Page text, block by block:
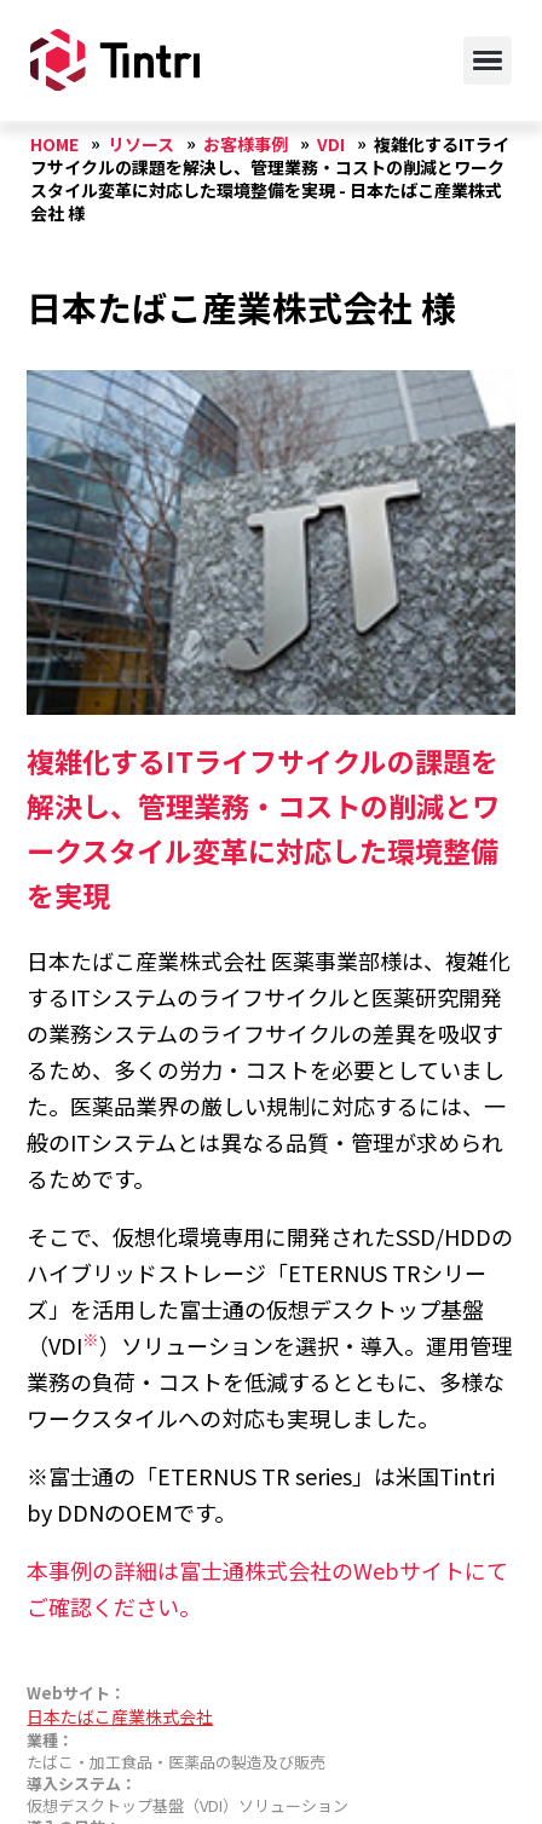
HOME リソース お客様事例 VDI
複雑化するITライ
フサイクルの課題を解決し、管理業務・コストの削減とワーク
スタイル変革に対応した環境整備を実現 - 日本たばこ産業株式
会社 様
日本たばこ産業株式会社 様
複雑化するITライフサイクルの課題を
解決し、管理業務・コストの削減とワ
ークスタイル変革に対応した環境整備
を実現
日本たばこ産業株式会社 医薬事業部様は、複雑化
するITシステムのライフサイクルと医薬研究開発
の業務システムのライフサイクルの差異を吸収す
るため、多くの労力・コストを必要としていまし
た。医薬品業界の厳しい規制に対応するには、一
般のITシステムとは異なる品質・管理が求められ
るためです。
そこで、仮想化環境専用に開発されたSSD/HDDの
ハイブリッドストレージ「ETERNUS TRシリー
ズ」を活用した富士通の仮想デスクトップ基盤
（VDI※）ソリューションを選択・導入。運用管理
業務の負荷・コストを低減するとともに、多様な
ワークスタイルへの対応も実現しました。
※富士通の「ETERNUS TR series」は米国Tintri
by DDNのOEMです。
本事例の詳細は富士通株式会社のWebサイトにて
ご確認ください。
Webサイト：
日本たばこ産業株式会社
業種：
たばこ・加工食品・医薬品の製造及び販売
導入システム：
仮想デスクトップ基盤（VDI）ソリューション